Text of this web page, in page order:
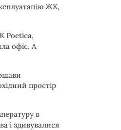
ЖК,
Poetica,
офіс. А
простір
в
і здивувалися